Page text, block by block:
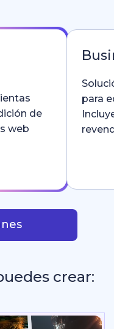
de
web
para
crear: